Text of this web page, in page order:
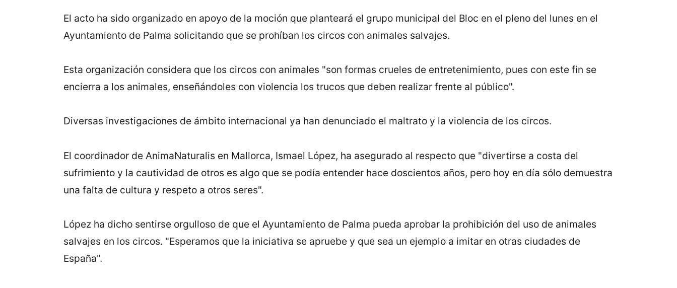
El acto ha sido organizado en apoyo de la moción que planteará el grupo municipal del Bloc en el pleno del lunes en el
Ayuntamiento de Palma solicitando que se prohíban los circos con animales salvajes.
Esta organización considera que los circos con animales "son formas crueles de entretenimiento, pues con este fin se
encierra a los animales, enseñándoles con violencia los trucos que deben realizar frente al público".
Diversas investigaciones de ámbito internacional ya han denunciado el maltrato y la violencia de los circos.
El coordinador de AnimaNaturalis en Mallorca, Ismael López, ha asegurado al respecto que "divertirse a costa del
sufrimiento y la cautividad de otros es algo que se podía entender hace doscientos años, pero hoy en día sólo demuestra
una falta de cultura y respeto a otros seres".
López ha dicho sentirse orgulloso de que el Ayuntamiento de Palma pueda aprobar la prohibición del uso de animales
salvajes en los circos. "Esperamos que la iniciativa se apruebe y que sea un ejemplo a imitar en otras ciudades de
España".